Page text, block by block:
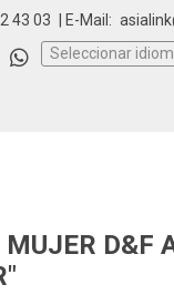
43 03 | E-Mail:
Seleccionar
D&F